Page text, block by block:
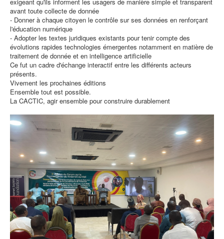
avant toute collecte de donnée
- Donner à chaque citoyen le contrôle sur ses données en renforçant
l'éducation numérique
- Adopter les textes juridiques existants pour tenir compte des
évolutions rapides technologies émergentes notamment en matière de
traitement de donnée et en intelligence artificielle
Ce fut un cadre d'échange interactif entre les différents acteurs
présents.
Vivement les prochaines éditions
Ensemble tout est possible.
La CACTIC, agir ensemble pour construire durablement